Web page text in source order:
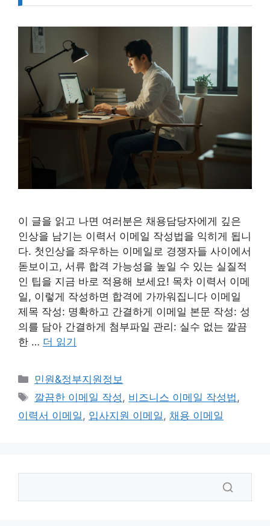
이 글을 읽고 나면 여러분은 채용담당자에게 깊은
인상을 남기는 이력서 이메일 작성법을 익히게 됩니
다. 첫인상을 좌우하는 이메일로 경쟁자들 사이에서
돋보이고, 서류 합격 가능성을 높일 수 있는 실질적
인 팁을 지금 바로 적용해 보세요! 목차 이력서 이메
일, 이렇게 작성하면 합격에 가까워집니다 이메일
제목 작성: 명확하고 간결하게 이메일 본문 작성: 성
의를 담아 간결하게 첨부파일 관리: 실수 없는 깔끔
한 … 더 읽기
카
테
리
민원&정부지원정보
태
그
깔끔한 이메일 작성, 비즈니스 이메일 작성법,
이력서 이메일, 입사지원 이메일, 채용 이메일